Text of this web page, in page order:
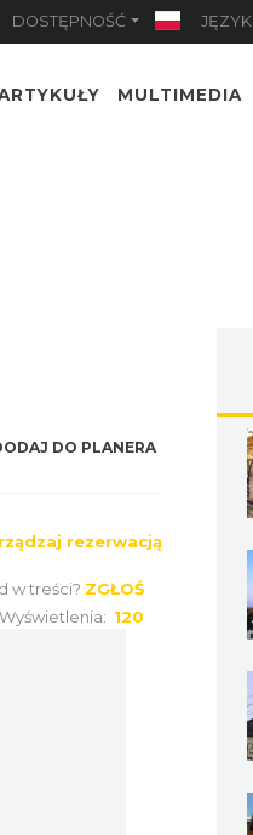
DOSTĘPNOŚĆ JĘZYK
MULTIMEDIA
DO PLANERA
rezerwacją
w treści? ZGŁOŚ
Wyświetlenia: 120